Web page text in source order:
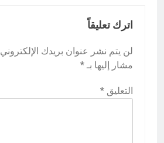
اترك تعليقاً
لن يتم نشر عنوان بريدك الإلكتروني.
مشار إليها بـ *
التعليق *